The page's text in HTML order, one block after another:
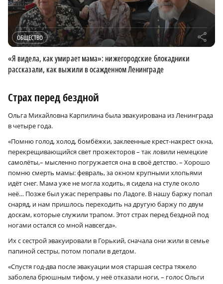
ОБЩЕСТВО r
«Я видела, как умирает мама»: нижегородские блокадники
рассказали, как выжили в осажденном Ленинграде
Страх перед бездной
Ольга Михайловна Карпилина была эвакуирована из Ленинграда
в четыре года.
«Помню голод, холод, бомбёжки, заклеенные крест-накрест окна,
перекрещивающийся свет прожекторов – так ловили немецкие
самолёты,– мысленно погружается она в своё детство. – Хорошо
помню смерть мамы: февраль, за окном крупными хлопьями
идёт снег. Мама уже не могла ходить, я сидела на стуле около
неё… Позже был ужас переправы по Ладоге. В нашу баржу попал
снаряд, и нам пришлось переходить на другую баржу по двум
доскам, которые служили трапом. Этот страх перед бездной под
ногами остался со мной навсегда».
Их с сестрой эвакуировали в Горький, сначала они жили в семье
папиной сестры, потом попали в детдом.
«Спустя год-два после эвакуации моя старшая сестра тяжело
заболела брюшным тифом, у неё отказали ноги, – голос Ольги